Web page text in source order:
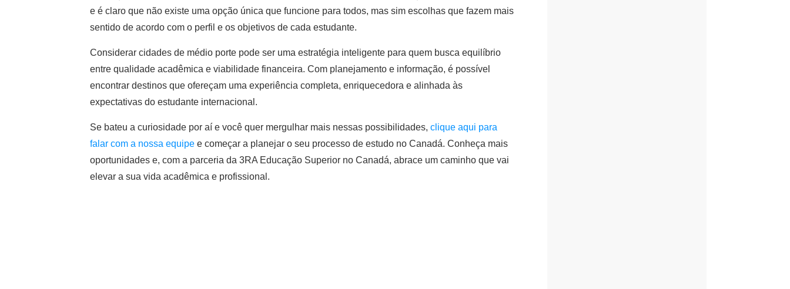
e é claro que não existe uma opção única que funcione para todos, mas sim escolhas que fazem mais
sentido de acordo com o perfil e os objetivos de cada estudante.
Considerar cidades de médio porte pode ser uma estratégia inteligente para quem busca equilíbrio
entre qualidade acadêmica e viabilidade financeira. Com planejamento e informação, é possível
encontrar destinos que ofereçam uma experiência completa, enriquecedora e alinhada às
expectativas do estudante internacional.
Se bateu a curiosidade por aí e você quer mergulhar mais nessas possibilidades, clique aqui para
falar com a nossa equipe e começar a planejar o seu processo de estudo no Canadá. Conheça mais
oportunidades e, com a parceria da 3RA Educação Superior no Canadá, abrace um caminho que vai
elevar a sua vida acadêmica e profissional.